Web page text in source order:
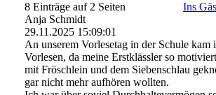
8 Einträge auf 2 Seiten
Ins
Anja Schmidt
29.11.2025 15:09:01
An unserem Vorlesetag in der Schule kam
Vorlesen, da meine Erstklässler so
mit Fröschlein und dem Siebenschlau
gar nicht mehr aufhören wollten.